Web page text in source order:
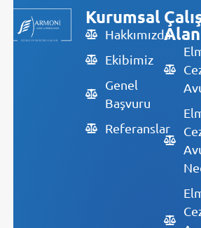
Kurumsal
Hakkımızda
Ekibimiz
Genel
Başvuru
Referanslar